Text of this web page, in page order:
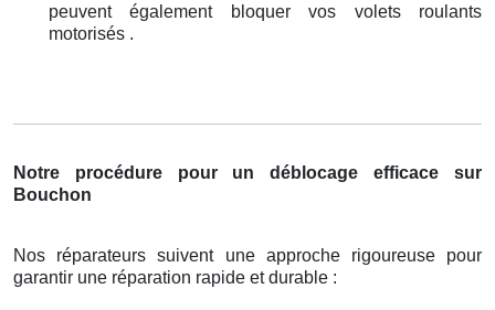
peuvent également bloquer vos volets roulants
motorisés .
Notre procédure pour un déblocage efficace sur
Bouchon
Nos réparateurs suivent une approche rigoureuse pour
garantir une réparation rapide et durable :